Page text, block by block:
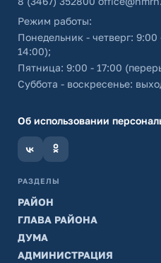
Режим работы:
Понедельник - четверг:
14:00);
Пятница: 9:00 - 17:00
Суббота - воскресенье:
Об использовании
РАЗДЕЛЫ
РАЙОН
ГЛАВА РАЙОНА
ДУМА
АДМИНИСТРАЦИЯ